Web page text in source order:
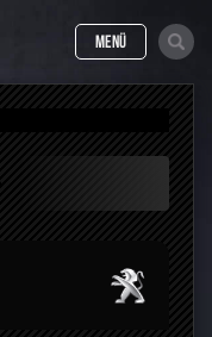
MENÜ